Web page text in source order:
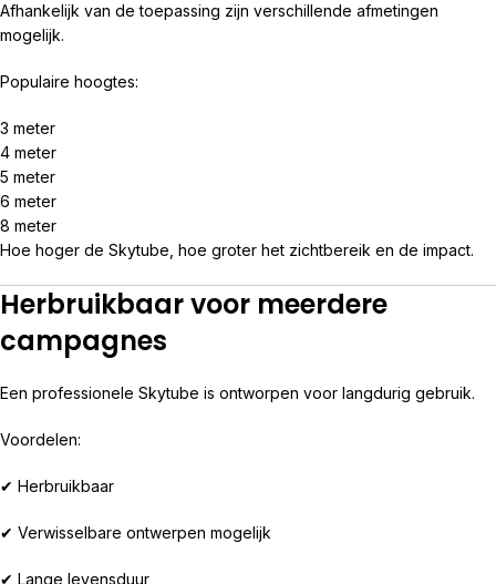
Afhankelijk van de toepassing zijn verschillende afmetingen
mogelijk.
Populaire hoogtes:
3 meter
4 meter
5 meter
6 meter
8 meter
Hoe hoger de Skytube, hoe groter het zichtbereik en de impact.
Herbruikbaar voor meerdere
campagnes
Een professionele Skytube is ontworpen voor langdurig gebruik.
Voordelen:
✔ Herbruikbaar
✔ Verwisselbare ontwerpen mogelijk
✔ Lange levensduur